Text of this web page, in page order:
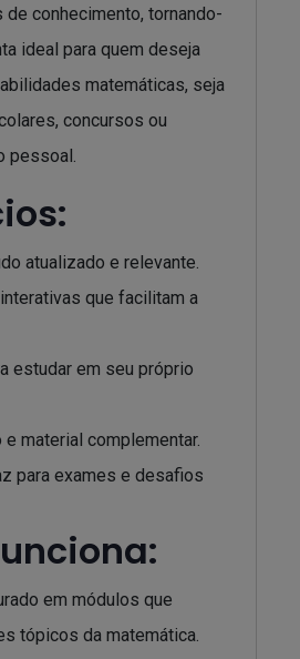
conhecimento, tornando-
ideal para quem deseja
matemáticas, seja
concursos ou
pessoal.
atualizado e relevante.
que facilitam a
estudar em seu próprio
material complementar.
para exames e desafios
em módulos que
tópicos da matemática.